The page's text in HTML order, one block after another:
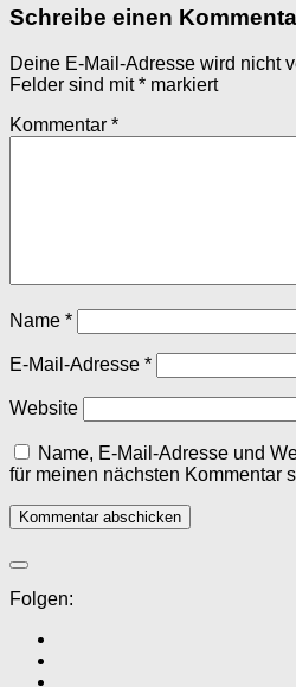
Schreibe einen
Deine E-Mail-Adresse wird nicht
Felder sind mit* markiert
Kommentar *
Name *
E-Mail-Adresse *
Website
Name, E-Mail-Adresse und
für meinen nächsten Kommentar
Folgen: